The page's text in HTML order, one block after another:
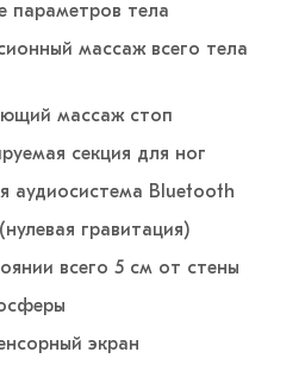
параметров тела
массаж всего тела
массаж стоп
секция для ног
аудиосистема Bluetooth
гравитация)
всего 5 см от стены
экран